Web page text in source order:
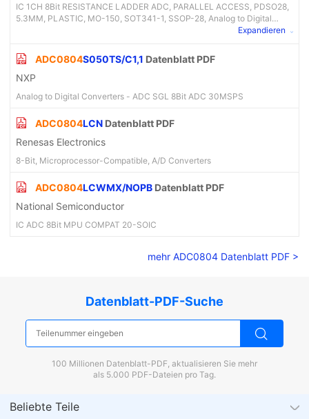
IC 1CH 8Bit RESISTANCE LADDER ADC, PARALLEL ACCESS, PDSO28,
5.3MM, PLASTIC, MO-150, SOT341-1, SSOP-28, Analog to Digital
Expandieren
ADC0804S050TS/C1,1 Datenblatt PDF
NXP
Analog to Digital Converters - ADC SGL 8Bit ADC 30MSPS
ADC0804LCN Datenblatt PDF
Renesas Electronics
8-Bit, Microprocessor-Compatible, A/D Converters
ADC0804LCWMX/NOPB Datenblatt PDF
National Semiconductor
IC ADC 8Bit MPU COMPAT 20-SOIC
mehr ADC0804 Datenblatt PDF >
Datenblatt-PDF-Suche
100 Millionen Datenblatt-PDF, aktualisieren Sie mehr
als 5.000 PDF-Dateien pro Tag.
Beliebte Teile